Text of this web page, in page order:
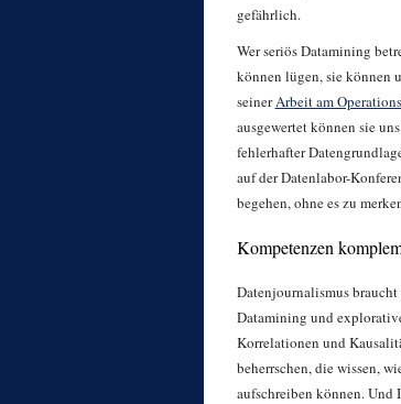
gefährlich.
Wer seriös Datamining
können lügen, sie können
seinerArbeit am
ausgewertet können sie
fehlerhafter
auf der Datenlabor-
begehen, ohne es zu
Kompetenzen
Datenjournalismus
Datamining und
Korrelationen und
beherrschen, die wissen,
aufschreiben können.